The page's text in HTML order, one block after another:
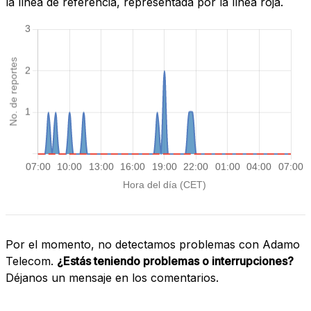
Por el momento, no detectamos problemas con Adamo
Telecom. ¿Estás teniendo problemas o interrupciones?
Déjanos un mensaje en los comentarios.